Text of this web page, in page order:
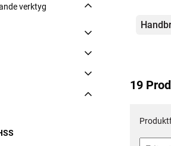
verktyg
19